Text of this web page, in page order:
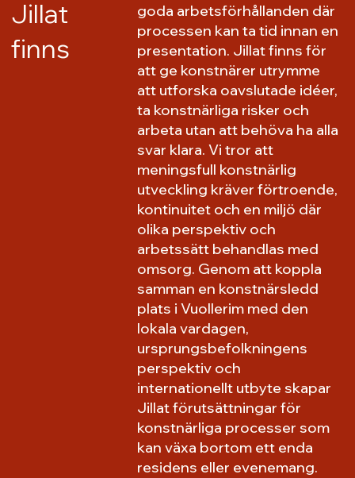
Jillat
finns
goda arbetsförhållanden där
processen kan ta tid innan en
presentation. Jillat finns för
att ge konstnärer utrymme
att utforska oavslutade idéer,
ta konstnärliga risker och
arbeta utan att behöva ha alla
svar klara. Vi tror att
meningsfull konstnärlig
utveckling kräver förtroende,
kontinuitet och en miljö där
olika perspektiv och
arbetssätt behandlas med
omsorg. Genom att koppla
samman en konstnärsledd
plats i Vuollerim med den
lokala vardagen,
ursprungsbefolkningens
perspektiv och
internationellt utbyte skapar
Jillat förutsättningar för
konstnärliga processer som
kan växa bortom ett enda
residens eller evenemang.